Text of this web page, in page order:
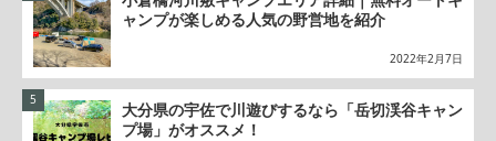
ャンプが楽しめる人気の野営地を紹介
2022年2月7日
大分県の宇佐で川遊びするなら「岳切渓谷キャン
プ場」がオススメ！